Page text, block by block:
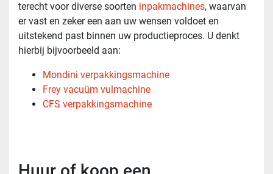
terecht voor diverse soorten inpakmachines, waarvan
er vast en zeker een aan uw wensen voldoet en
uitstekend past binnen uw productieproces. U denkt
hierbij bijvoorbeeld aan:
Mondini verpakkingsmachine
Frey vacuüm vulmachine
CFS verpakkingsmachine